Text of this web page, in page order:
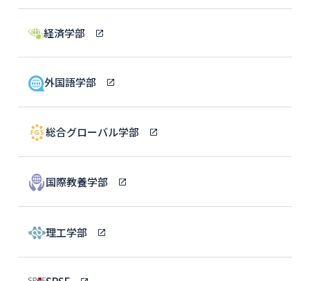
経済学部
外国語学部
総合グローバル学部
国際教養学部
理工学部